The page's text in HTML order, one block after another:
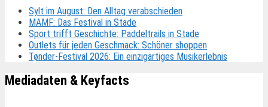
Sylt im August: Den Alltag verabschieden
MAMF: Das Festival in Stade
Sport trifft Geschichte: Paddeltrails in Stade
Outlets für jeden Geschmack: Schöner shoppen
Tønder-Festival 2026: Ein einzigartiges Musikerlebnis
Mediadaten & Keyfacts